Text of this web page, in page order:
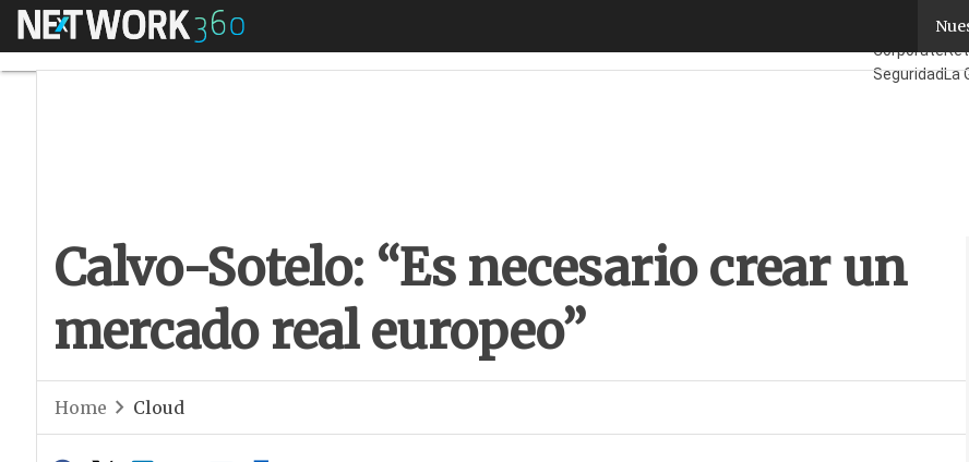
Menú Fabricantes
Corporate
SeguridadLa
Calvo-Sotelo: “Es necesario crear un
mercado real europeo”
Home Cloud